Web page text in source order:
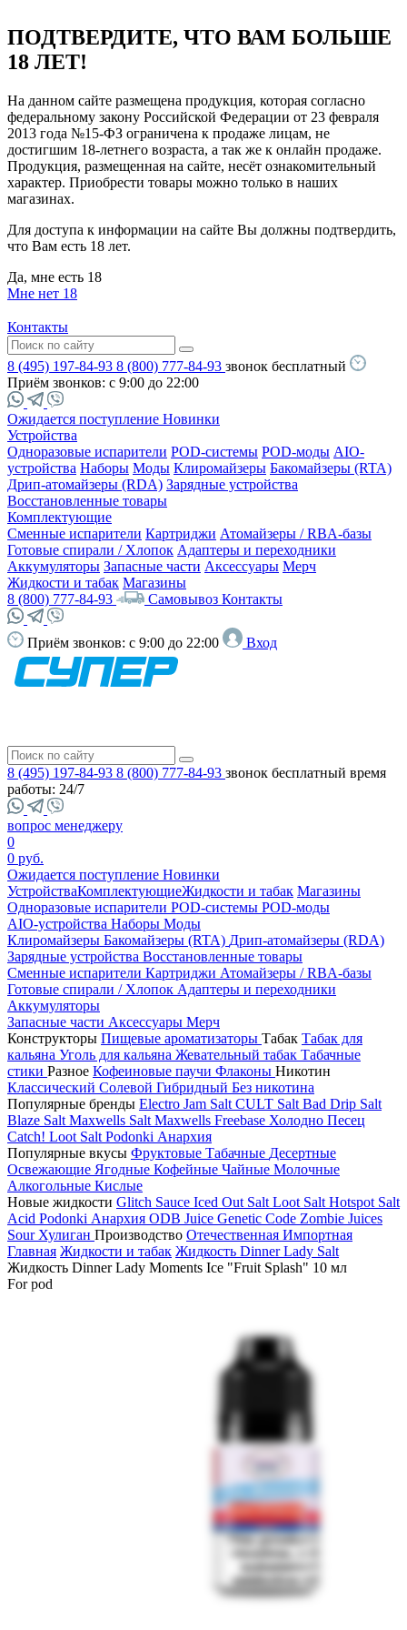
ПОДТВЕРДИТЕ, ЧТО ВАМ БОЛЬШЕ
18 ЛЕТ!
На данном сайте размещена продукция, которая согласно
федеральному закону Российской Федерации от 23 февраля
2013 года №15-ФЗ ограничена к продаже лицам, не
достигшим 18-летнего возраста, а так же к онлайн продаже.
Продукция, размещенная на сайте, несёт ознакомительный
характер. Приобрести товары можно только в наших
магазинах.
Для доступа к информации на сайте Вы должны подтвердить,
что Вам есть 18 лет.
Да, мне есть 18
Мне нет 18
Контакты
8 (495) 197-84-93 8 (800) 777-84-93 звонок бесплатный
Приём звонков: с 9:00 до 22:00
Ожидается поступление Новинки
Устройства
Одноразовые испарители POD-системы POD-моды AIO-
устройства Наборы Моды Клиромайзеры Бакомайзеры (RTA)
Дрип-атомайзеры (RDA) Зарядные устройства
Восстановленные товары
Комплектующие
Сменные испарители Картриджи Атомайзеры / RBA-базы
Готовые спирали / Хлопок Адаптеры и переходники
Аккумуляторы Запасные части Аксессуары Мерч
Жидкости и табак Магазины
8 (800) 777-84-93
Самовывоз Контакты
Приём звонков: с 9:00 до 22:00 Вход
8 (495) 197-84-93 8 (800) 777-84-93 звонок бесплатный время
работы: 24/7
вопрос менеджеру
0
0 руб.
Ожидается поступление Новинки
УстройстваКомплектующиеЖидкости и табак Магазины
Одноразовые испарители POD-системы POD-моды
AIO-устройства Наборы Моды
Клиромайзеры Бакомайзеры (RTA) Дрип-атомайзеры (RDA)
Зарядные устройства Восстановленные товары
Сменные испарители Картриджи Атомайзеры / RBA-базы
Готовые спирали / Хлопок Адаптеры и переходники
Аккумуляторы
Запасные части Аксессуары Мерч
Конструкторы Пищевые ароматизаторы Табак Табак для
кальяна Уголь для кальяна Жевательный табак Табачные
стики Разное Кофеиновые паучи Флаконы Никотин
Классический Солевой Гибридный Без никотина
Популярные бренды Electro Jam Salt CULT Salt Bad Drip Salt
Blaze Salt Maxwells Salt Maxwells Freebase Холодно Песец
Catch! Loot Salt Podonki Анархия
Популярные вкусы Фруктовые Табачные Десертные
Освежающие Ягодные Кофейные Чайные Молочные
Алкогольные Кислые
Новые жидкости Glitch Sauce Iced Out Salt Loot Salt Hotspot Salt
Acid Podonki Анархия ODB Juice Genetic Code Zombie Juices
Sour Хулиган Производство Отечественная Импортная
Главная Жидкости и табак Жидкость Dinner Lady Salt
Жидкость Dinner Lady Moments Ice "Fruit Splash" 10 мл
For pod